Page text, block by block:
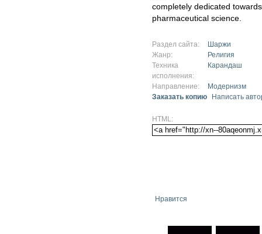
completely dedicated
pharmaceutical science.
Раздел сайта:
Шаржи
Жанр:
Религия
Техника
исполнения:
Карандаш
Направление:
Модернизм
Заказать копию
Написать
HTML:
Нравится